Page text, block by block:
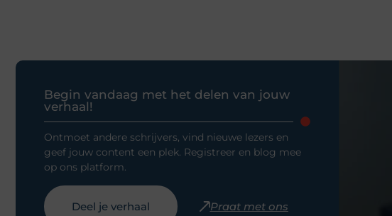
Begin vandaag met het delen van jouw
verhaal!
Ontmoet andere schrijvers, vind nieuwe lezers en
geef jouw content een plek. Registreer en blog mee
op ons platform.
Deel je verhaal Praat met ons